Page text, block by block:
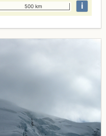
500 km i